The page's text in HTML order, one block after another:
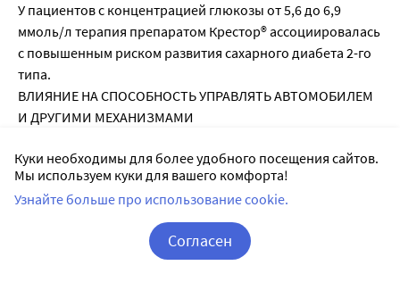
У пациентов с концентрацией глюкозы от 5,6 до 6,9
ммоль/л терапия препаратом Крестор® ассоциировалась
с повышенным риском развития сахарного диабета 2-го
типа.
ВЛИЯНИЕ НА СПОСОБНОСТЬ УПРАВЛЯТЬ АВТОМОБИЛЕМ
И ДРУГИМИ МЕХАНИЗМАМИ
препарата Крестор® на способность управлять
транспортным средством и использовать механизмы.
Следует соблюдать осторожность при управлении
автотранспортом или работе, требующей повышенной
концентрации внимания и быстроты психомоторных
Куки необходимы для более удобного посещения сайтов.
Мы используем куки для вашего комфорта!
Узнайте больше про использование cookie.
Согласен